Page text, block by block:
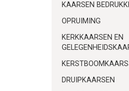
KAARSEN
OPRUIMING
KERKKAARSEN EN
DRUIPKAARSEN